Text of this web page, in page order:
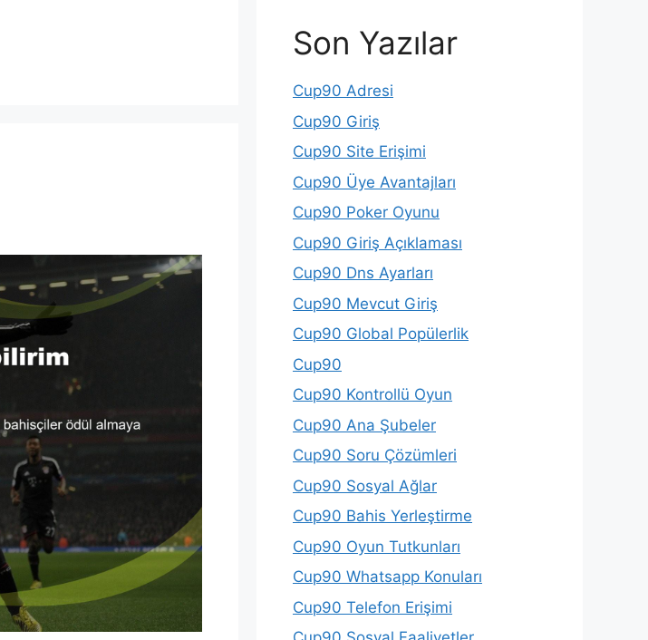
Son Yazılar
Cup90 Adresi
Cup90 Giriş
Cup90 Site Erişimi
Cup90 Üye Avantajları
Cup90 Poker Oyunu
Cup90 Giriş Açıklaması
Cup90 Dns Ayarları
Cup90 Mevcut Giriş
Cup90 Global Popülerlik
Cup90
Cup90 Kontrollü Oyun
Cup90 Ana Şubeler
Cup90 Soru Çözümleri
Cup90 Sosyal Ağlar
Cup90 Bahis Yerleştirme
Cup90 Oyun Tutkunları
Cup90 Whatsapp Konuları
Cup90 Telefon Erişimi